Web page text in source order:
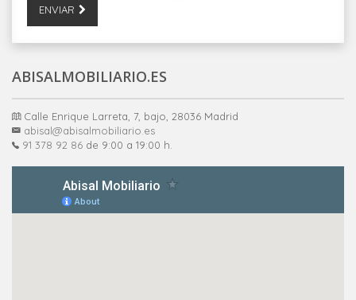
ENVIAR
ABISALMOBILIARIO.ES
Calle Enrique Larreta, 7, bajo, 28036 Madrid
abisal@abisalmobiliario.es
91 378 92 86 de 9:00 a 19:00 h.